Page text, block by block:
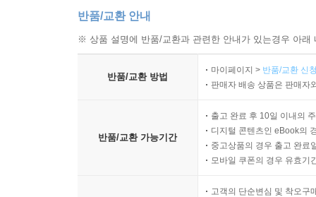
반품/교환 안내
※ 상품 설명에 반품/교환과 관련한 안내가 있는경우 아
반품/교환 방법
마이페이지 > 반품/교환 신
판매자 배송 상품은 판매자
반품/교환 가능기간
출고 완료 후 10일 이내의
디지털 콘텐츠인 eBook의
중고상품의 경우 출고 완료
모바일 쿠폰의 경우 유효기
고객의 단순변심 및 착오구